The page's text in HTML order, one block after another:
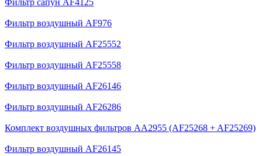
Фильтр воздушный AF976
Фильтр воздушный AF25552
Фильтр воздушный AF25558
Фильтр воздушный AF26146
Фильтр воздушный AF26286
Комплект воздушных фильтров AA2955 (AF25268 + AF25269)
Фильтр воздушный AF26145